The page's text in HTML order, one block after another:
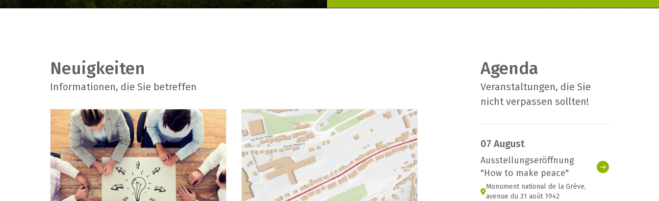
Montag von 13:30 Uhr bis 19:00 Uhr
Donnerstag von 08:30 Uhr bis 11:30 Uhr und von
13:30 Uhr bis 16:30 Uhr
+352 95 99 39 1
biergeramt@wiltz.lu
Neuigkeiten
Informationen, die Sie betreffen
Agenda
Veranstaltungen, die Sie
nicht verpassen sollten!
07 August
Ausstellungseröffnung
"How to make peace"
Monument national de la Grève,
avenue du 31 août 1942